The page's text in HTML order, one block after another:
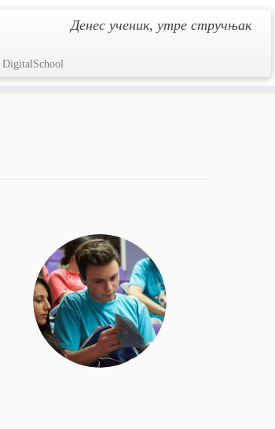
Денес ученик, утре стручњак
DigitalSchool